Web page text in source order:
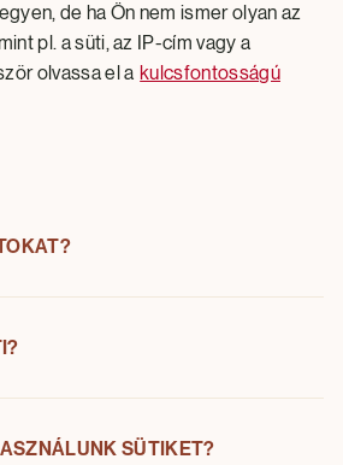
de ha Ön nem ismer olyan az
pl. a süti, az IP-cím vagy a
olvassa el a kulcsfontosságú
technológiák útján a The
adatokat a Magnum ICC
hasonló technológiák (együttes
SÜTIKET?